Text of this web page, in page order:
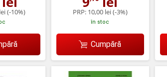
(-10%) PRP: 10,00 lei(-3%)
în stoc
Cumpără